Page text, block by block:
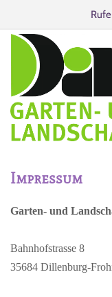
Impressum
Garten- und
Bahnhofstrasse 8
35684 Dillenburg-